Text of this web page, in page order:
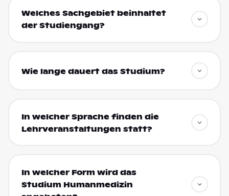
Welches Sachgebiet beinhaltet
der Studiengang?
Wie lange dauert das Studium?
In welcher Sprache finden die
Lehrveranstaltungen statt?
In welcher Form wird das
Studium Humanmedizin